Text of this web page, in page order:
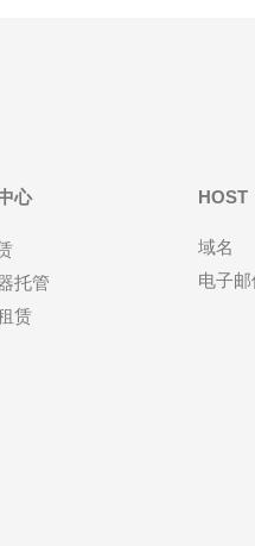
心
托管
赁
HOST
域名
电子